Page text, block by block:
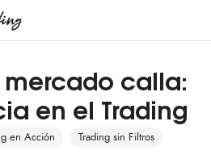
calla:
en el Trading
en Acción Trading sin Filtros